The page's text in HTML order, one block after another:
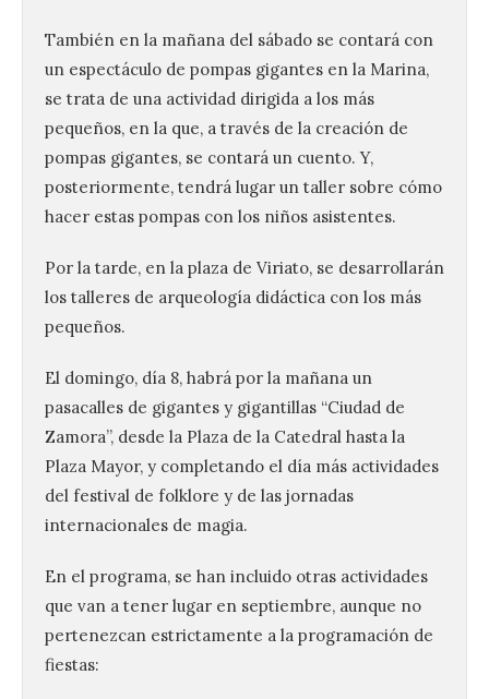
También en la mañana del sábado se contará con
un espectáculo de pompas gigantes en la Marina,
se trata de una actividad dirigida a los más
pequeños, en la que, a través de la creación de
pompas gigantes, se contará un cuento. Y,
posteriormente, tendrá lugar un taller sobre cómo
hacer estas pompas con los niños asistentes.
Por la tarde, en la plaza de Viriato, se desarrollarán
los talleres de arqueología didáctica con los más
pequeños.
El domingo, día 8, habrá por la mañana un
pasacalles de gigantes y gigantillas “Ciudad de
Zamora”, desde la Plaza de la Catedral hasta la
Plaza Mayor, y completando el día más actividades
del festival de folklore y de las jornadas
internacionales de magia.
En el programa, se han incluido otras actividades
que van a tener lugar en septiembre, aunque no
pertenezcan estrictamente a la programación de
fiestas: